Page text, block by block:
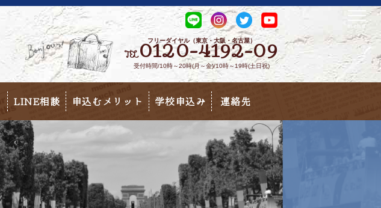
フリーダイヤル（東京・大阪・名古屋）
TEL0120-4192-09
受付時間/10時～20時(月～金)/10時～19時(土日祝)
LINE相談 申込むメリット 学校申込み 連絡先